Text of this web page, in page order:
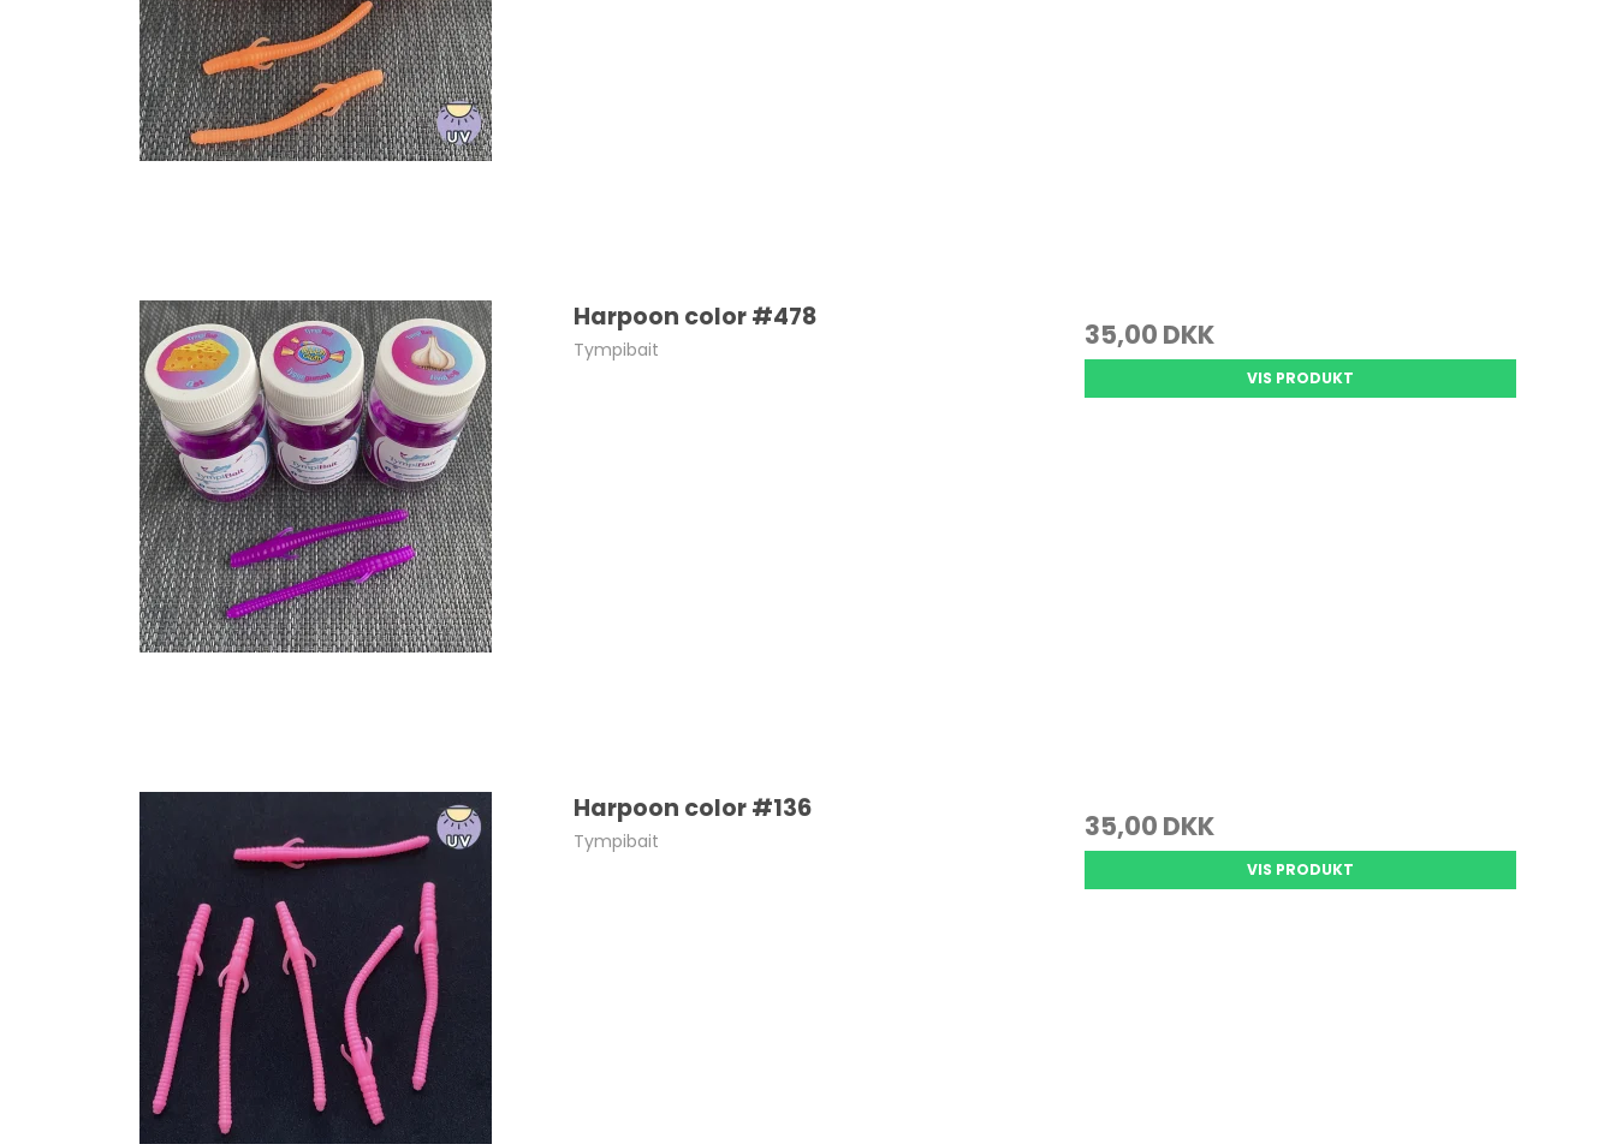
Harpoon color #478
Tympibait 35,00 DKK
VIS PRODUKT
Harpoon color #136
Tympibait 35,00 DKK
VIS PRODUKT